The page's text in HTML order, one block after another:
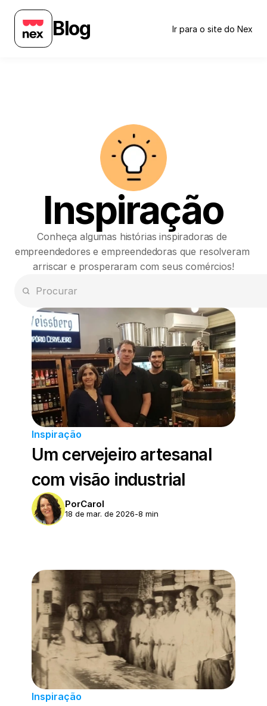
Inspiração
Conheça algumas histórias inspiradoras de
empreendedores e empreendedoras que resolveram
arriscar e prosperaram com seus comércios!
Inspiração
Um cervejeiro artesanal
com visão industrial
PorCarol
18 de mar. de 2026-8 min
Inspiração
Blog Ir para o site do Nex